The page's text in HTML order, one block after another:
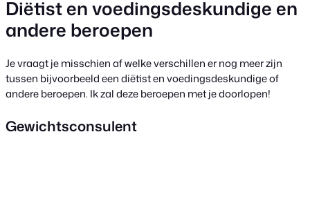
Diëtist en voedingsdeskundige en
andere beroepen
Je vraagt je misschien af welke verschillen er nog meer zijn
tussen bijvoorbeeld een diëtist en voedingsdeskundige of
andere beroepen. Ik zal deze beroepen met je doorlopen!
Gewichtsconsulent